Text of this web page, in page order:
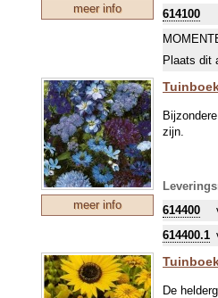
meer info
614100
Plaats dit
meer info
zijn.
614400
614400.1
De